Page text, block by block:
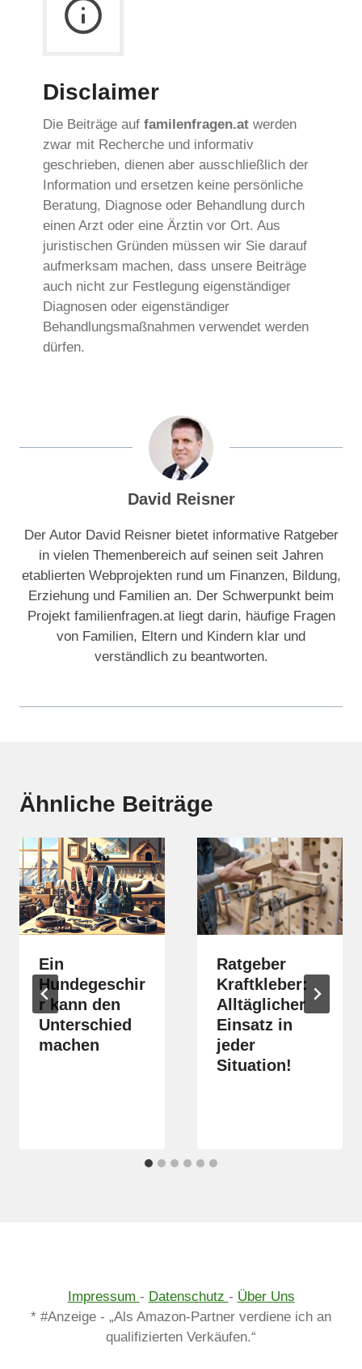
Disclaimer
Die Beiträge auf familenfragen.at werden
zwar mit Recherche und informativ
geschrieben, dienen aber ausschließlich der
Information und ersetzen keine persönliche
Beratung, Diagnose oder Behandlung durch
einen Arzt oder eine Ärztin vor Ort. Aus
juristischen Gründen müssen wir Sie darauf
aufmerksam machen, dass unsere Beiträge
auch nicht zur Festlegung eigenständiger
Diagnosen oder eigenständiger
Behandlungsmaßnahmen verwendet werden
dürfen.
David Reisner
Der Autor David Reisner bietet informative Ratgeber
in vielen Themenbereich auf seinen seit Jahren
etablierten Webprojekten rund um Finanzen, Bildung,
Erziehung und Familien an. Der Schwerpunkt beim
Projekt familienfragen.at liegt darin, häufige Fragen
von Familien, Eltern und Kindern klar und
verständlich zu beantworten.
Ähnliche Beiträge
Ein
Hundegeschir
r kann den
Unterschied
machen
Ratgeber
Kraftkleber:
Alltäglicher
Einsatz in
jeder
Situation!
Impressum - Datenschutz - Über Uns
* #Anzeige - „Als Amazon-Partner verdiene ich an
qualifizierten Verkäufen.“